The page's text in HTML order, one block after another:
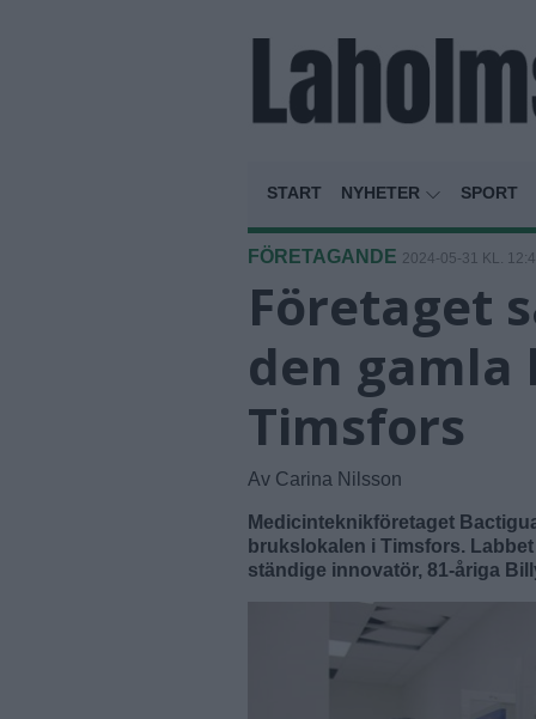
START NYHETER SPORT
FÖRETAGANDE 2024-05-31 KL.
Företaget
den gamla
Timsfors
Av Carina Nilsson
Medicinteknikföretaget
brukslokalen i Timsfors.
ständige innovatör, 81-åriga